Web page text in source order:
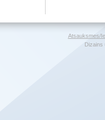
Atsauksmes/
Dizains